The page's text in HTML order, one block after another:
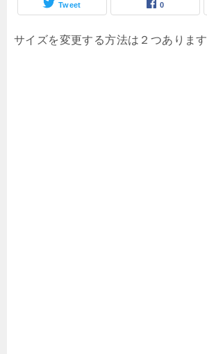
Tweet 0
サイズを変更する方法は２つあります